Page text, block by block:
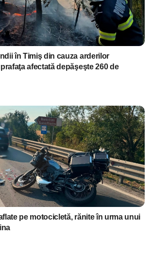
în Timiş din cauza arderilor
afectată depăşeşte 260 de
pe motocicletă, rănite în urma unui